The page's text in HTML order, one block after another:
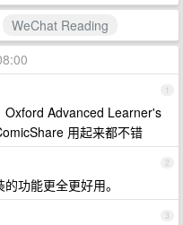
WeChat Reading
1
Oxford Advanced Learner's
用起来都不错
2
功能更全更好用。
3